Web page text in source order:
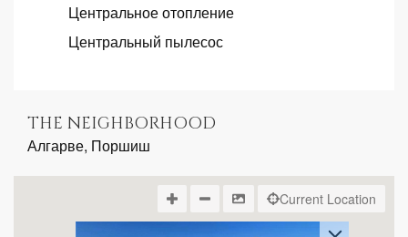
Центральное отопление
Центральный пылесос
THE NEIGHBORHOOD
Алгарве, Поршиш
Current Location